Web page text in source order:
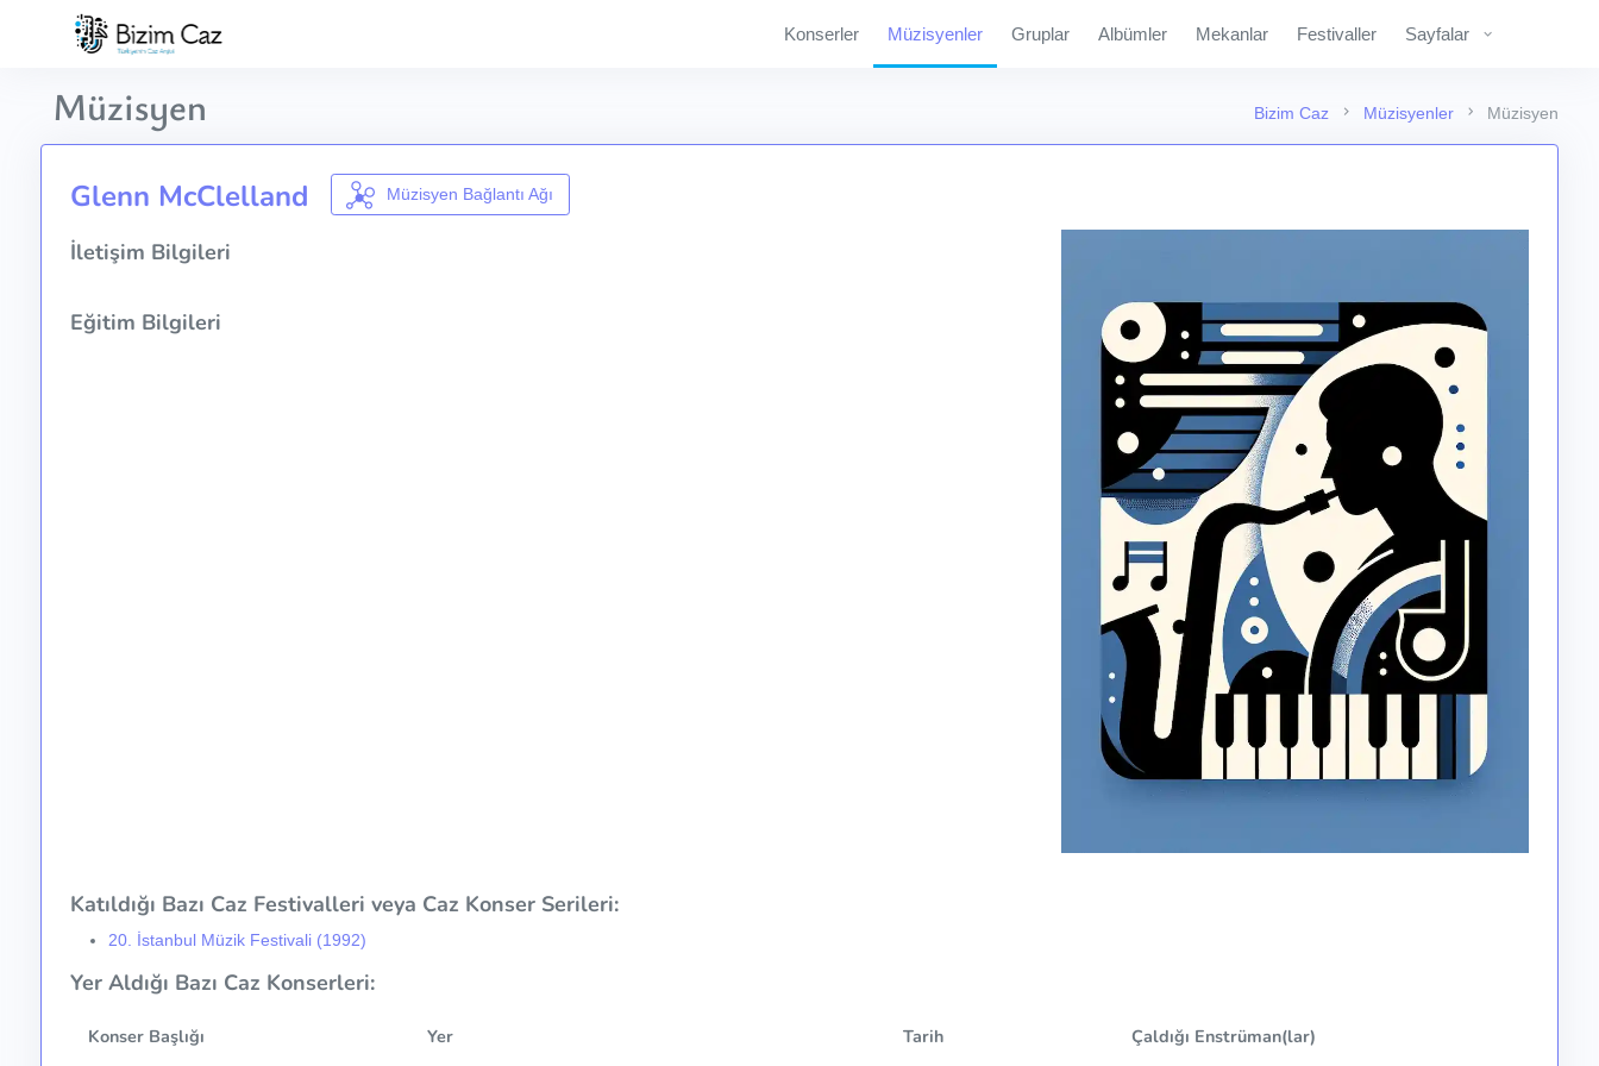
Konserler Müzisyenler Gruplar Albümler Mekanlar Festivaller Sayfalar
Bizim Caz Müzisyenler Müzisyen
Müzisyen
Glenn McClelland Müzisyen Bağlantı Ağı
İletişim Bilgileri
Eğitim Bilgileri
Katıldığı Bazı Caz Festivalleri veya Caz Konser Serileri:
20. İstanbul Müzik Festivali (1992)
Yer Aldığı Bazı Caz Konserleri:
Konser Başlığı Yer Tarih Çaldığı Enstrüman(lar)